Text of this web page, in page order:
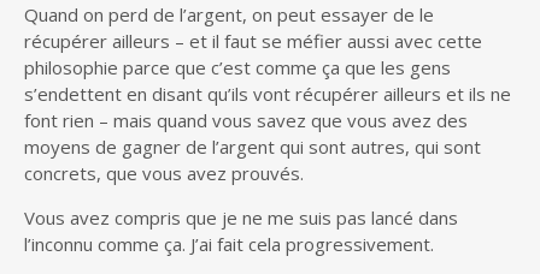
Quand on perd de l’argent, on peut essayer de le
récupérer ailleurs – et il faut se méfier aussi avec cette
philosophie parce que c’est comme ça que les gens
s’endettent en disant qu’ils vont récupérer ailleurs et ils ne
font rien – mais quand vous savez que vous avez des
moyens de gagner de l’argent qui sont autres, qui sont
concrets, que vous avez prouvés.
Vous avez compris que je ne me suis pas lancé dans
l’inconnu comme ça. J’ai fait cela progressivement.